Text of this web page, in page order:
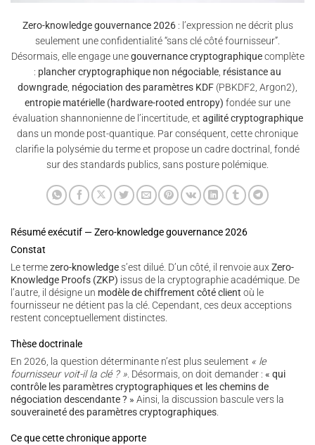
Zero-knowledge gouvernance 2026: l’expression ne décrit plus
seulement une confidentialité “sans clé côté fournisseur”.
Désormais, elle engage unegouvernance cryptographiquecomplète
: plancher cryptographique non négociable résistance au
downgrade négociation des paramètres KDF (PBKDF2, Argon2),
entropie matérielle (hardware-rooted entropy) fondée sur une
évaluation shannonienne de l’incertitude, et agilité cryptographique
dans un monde post-quantique. Par conséquent, cette chronique
clarifie la polysémie du terme et propose un cadre doctrinal, fondé
sur des standards publics, sans posture polémique.
Résumé exécutif — Zero-knowledge gouvernance 2026
Constat
Le termezero-knowledges’est dilué. D’un côté, il renvoie auxZero-
Knowledge Proofs (ZKP) issus de la cryptographie académique. De
l’autre, il désigne un modèle de chiffrement côté client où le
fournisseur ne détient pas la clé. Cependant, ces deux acceptions
restent conceptuellement distinctes.
Thèse doctrinale
En 2026, la question déterminante n’est plus seulement « le
fournisseur voit-il la clé ? ». Désormais, on doit demander : « qui
contrôle les paramètres cryptographiques et les chemins de
négociation descendante ? » Ainsi, la discussion bascule vers la
souveraineté des paramètres cryptographiques.
Ce que cette chronique apporte